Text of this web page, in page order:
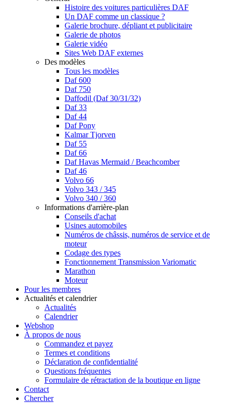
Histoire des voitures particulières DAF
Un DAF comme un classique ?
Galerie brochure, dépliant et publicitaire
Galerie de photos
Galerie vidéo
Sites Web DAF externes
Des modèles
Tous les modèles
Daf 600
Daf 750
Daffodil (Daf 30/31/32)
Daf 33
Daf 44
Daf Pony
Kalmar Tjorven
Daf 55
Daf 66
Daf Havas Mermaid / Beachcomber
Daf 46
Volvo 66
Volvo 343 / 345
Volvo 340 / 360
Informations d'arrière-plan
Conseils d'achat
Usines automobiles
Numéros de châssis, numéros de service et de
moteur
Codage des types
Fonctionnement Transmission Variomatic
Marathon
Moteur
Pour les membres
Actualités et calendrier
Actualités
Calendrier
Webshop
À propos de nous
Commandez et payez
Termes et conditions
Déclaration de confidentialité
Questions fréquentes
Formulaire de rétractation de la boutique en ligne
Contact
Chercher